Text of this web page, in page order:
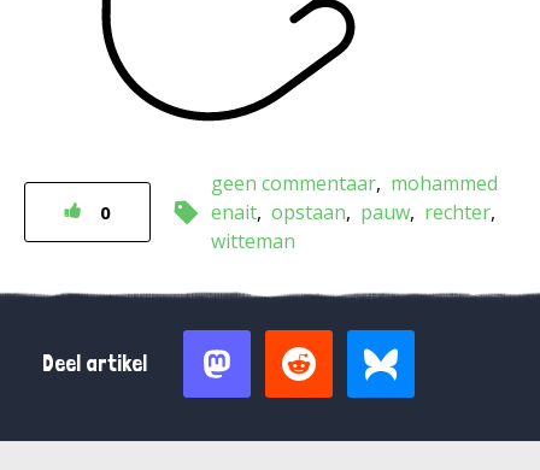
0
geen commentaar mohammed
enait opstaan pauw rechter
witteman
Deel artikel